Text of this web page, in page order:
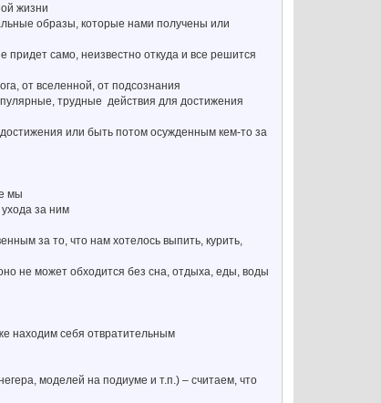
жизни
образы, которые нами получены или
само, неизвестно откуда и все решится
от вселенной, от подсознания
трудные действия для достижения
или быть потом осужденным кем-то за
мы
за ним
за то, что нам хотелось выпить, курить,
не может обходится без сна, отдыха, еды, воды
находим себя отвратительным
моделей на подиуме и т.п.) – считаем, что